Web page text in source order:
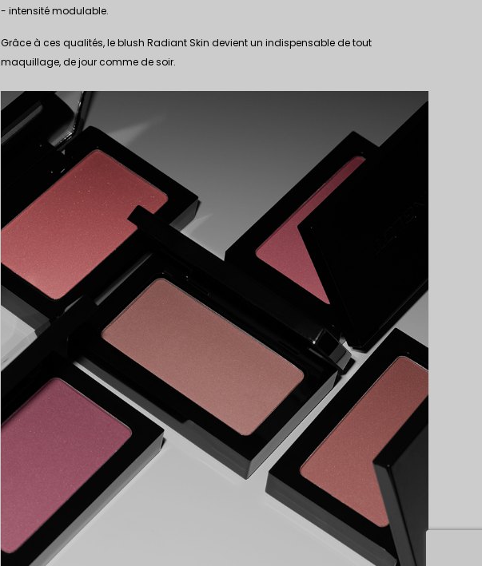
- intensité modulable.
Grâce à ces qualités, le blush Radiant Skin devient un indispensable de tout
maquillage, de jour comme de soir.